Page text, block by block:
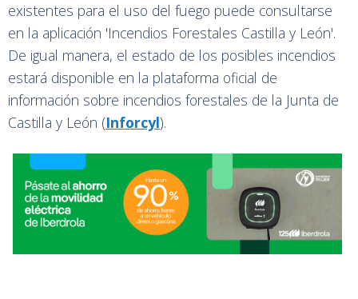
existentes para el uso del fuego puede consultarse
en la aplicación 'Incendios Forestales Castilla y León'.
De igual manera, el estado de los posibles incendios
estará disponible en la plataforma oficial de
información sobre incendios forestales de la Junta de
Castilla y León (Inforcyl).